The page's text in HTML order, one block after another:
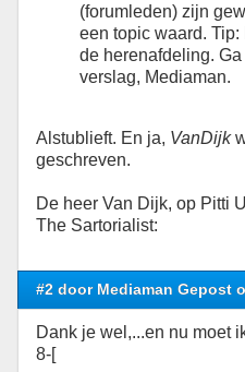
(forumleden) zijn
een topic waard.
de herenafdeling.
verslag, Mediaman.
Alstublieft. En ja, VanDijk
geschreven.
De heer Van Dijk, op Pitti
The Sartorialist:
#2 door Mediaman Gepost
Dank je wel,...en nu moet
8-[